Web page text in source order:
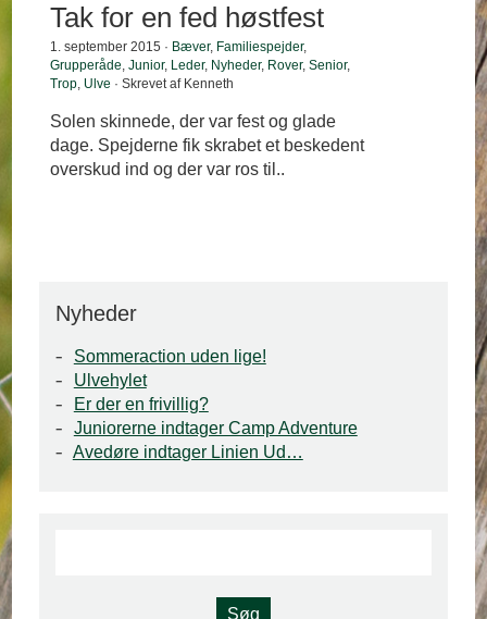
Tak for en fed høstfest
1. september 2015 · Bæver, Familiespejder,
Grupperåde,Junior, Leder, Nyheder, Rover,Senior,
Trop, Ulve · Skrevet af Kenneth
Solen skinnede, der var fest og glade
dage. Spejderne fik skrabet et beskedent
overskud ind og der var ros til..
Nyheder
Sommeraction uden lige!
Ulvehylet
Er der en frivillig?
Juniorerne indtager Camp Adventure
Avedøre indtager Linien Ud…